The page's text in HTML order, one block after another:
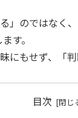
」のではなく
す。
もせず、「判
目次